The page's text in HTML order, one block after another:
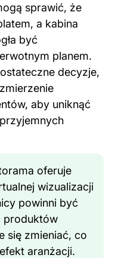
sprawić, że
a kabina
być
planem.
decyzje,
aby uniknąć
oferuje
wizualizacji
powinni być
produktów
się zmieniać, co
aranżacji.